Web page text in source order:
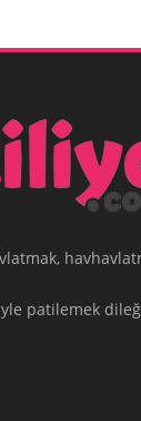
patilemek